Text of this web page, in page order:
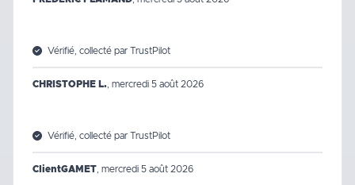
Vérifié, collecté par TrustPilot
CHRISTOPHE L. mercredi 5 août 2026
Vérifié, collecté par TrustPilot
ClientGAMET mercredi 5 août 2026